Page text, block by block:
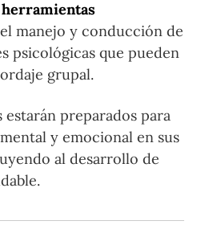
manejo y conducción de
psicológicas que pueden
grupal.
estarán preparados para
y emocional en sus
al desarrollo de